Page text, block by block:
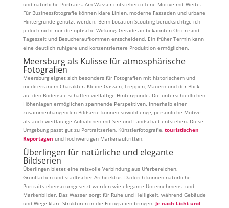
und natürliche Portraits. Am Wasser entstehen offene Motive mit Weite.
Für Businessfotografie können klare Linien, moderne Fassaden und urbane
Hintergründe genutzt werden. Beim Location Scouting berücksichtige ich
jedoch nicht nur die optische Wirkung. Gerade an bekannten Orten sind
Tageszeit und Besucheraufkommen entscheidend. Ein früher Termin kann
eine deutlich ruhigere und konzentriertere Produktion ermöglichen.
Meersburg als Kulisse für atmosphärische
Fotografien
Meersburg eignet sich besonders für Fotografien mit historischem und
mediterranem Charakter. Kleine Gassen, Treppen, Mauern und der Blick
auf den Bodensee schaffen vielfältige Hintergründe. Die unterschiedlichen
Höhenlagen ermöglichen spannende Perspektiven. Innerhalb einer
zusammenhängenden Bildserie können sowohl enge, persönliche Motive
als auch weitläufige Aufnahmen mit See und Landschaft entstehen. Diese
Umgebung passt gut zu Portraitserien, Künstlerfotografie, touristischen
Reportagen und hochwertigen Markenauftritten.
Überlingen für natürliche und elegante
Bildserien
Überlingen bietet eine reizvolle Verbindung aus Uferbereichen,
Grünflächen und städtischer Architektur. Dadurch können natürliche
Portraits ebenso umgesetzt werden wie elegante Unternehmens- und
Markenbilder. Das Wasser sorgt für Ruhe und Helligkeit, während Gebäude
und Wege klare Strukturen in die Fotografien bringen. Je nach Licht und